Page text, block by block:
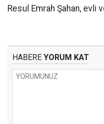
Resul Emrah Şahan, evli
HABERE YORUM KAT